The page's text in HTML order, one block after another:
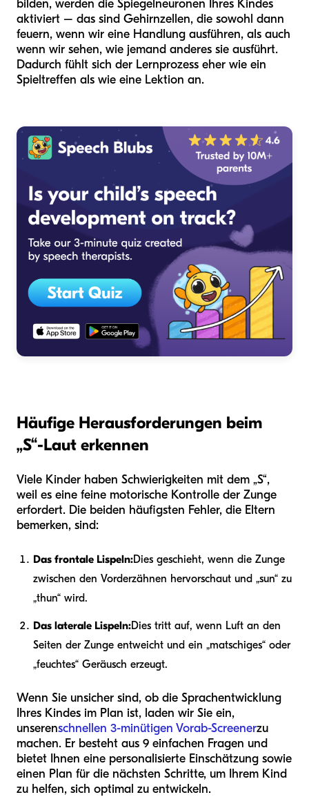
bilden, werden die Spiegelneuronen Ihres Kindes
aktiviert – das sind Gehirnzellen, die sowohl dann
feuern, wenn wir eine Handlung ausführen, als auch
wenn wir sehen, wie jemand anderes sie ausführt.
Dadurch fühlt sich der Lernprozess eher wie ein
Spieltreffen als wie eine Lektion an.
Häufige Herausforderungen beim
„S“-Laut erkennen
Viele Kinder haben Schwierigkeiten mit dem „S“,
weil es eine feine motorische Kontrolle der Zunge
erfordert. Die beiden häufigsten Fehler, die Eltern
bemerken, sind:
Das frontale Lispeln:Dies geschieht, wenn die Zunge
zwischen den Vorderzähnen hervorschaut und „sun“ zu
„thun“ wird.
Das laterale Lispeln:Dies tritt auf, wenn Luft an den
Seiten der Zunge entweicht und ein „matschiges“ oder
„feuchtes“ Geräusch erzeugt.
Wenn Sie unsicher sind, ob die Sprachentwicklung
Ihres Kindes im Plan ist, laden wir Sie ein,
unserenschnellen 3-minütigen Vorab-Screenerzu
machen. Er besteht aus 9 einfachen Fragen und
bietet Ihnen eine personalisierte Einschätzung sowie
einen Plan für die nächsten Schritte, um Ihrem Kind
zu helfen, sich optimal zu entwickeln.